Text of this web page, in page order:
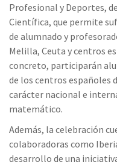
Profesional y Deportes,
Científica, que permite
de alumnado y
Melilla, Ceuta y centros
concreto, participarán
de los centros españoles
carácter nacional e
matemático.
Además, la celebración
colaboradoras como
desarrollo de una